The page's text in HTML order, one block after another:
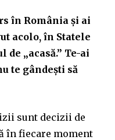
în România și ai
acolo, în Statele
„acasă.” Te-ai
te gândești să
sunt decizii de
în fiecare moment